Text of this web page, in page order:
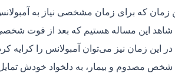
زمان که برای زمان مشخصی نیاز به
این مساله هستیم که بعد از فوت
در این زمان نیز می‌توان آمبولانس را کرایه
مصدوم و بیمار، به دلخواد خودش